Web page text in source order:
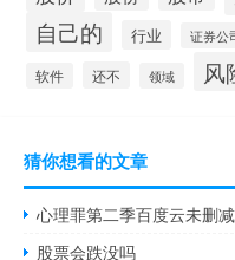
自己的 行业 证券公
软件 还不 领域 风
猜你想看的文章
心理罪第二季百度云未删
股票会跌没吗